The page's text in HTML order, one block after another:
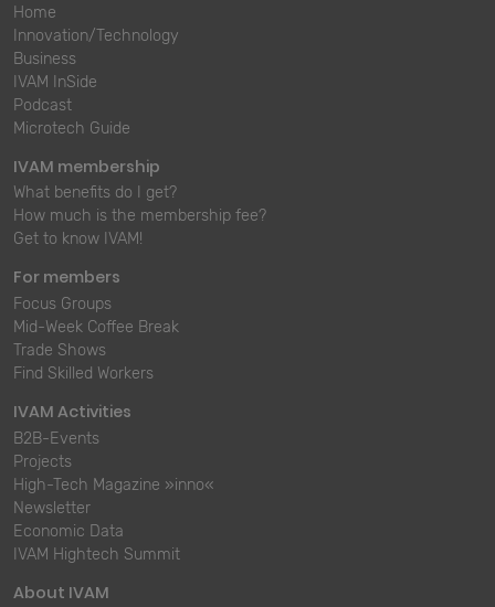
Home
Innovation/Technology
Business
IVAM InSide
Podcast
Microtech Guide
IVAM membership
What benefits do I get?
How much is the membership fee?
Get to know IVAM!
For members
Focus Groups
Mid-Week Coffee Break
Trade Shows
Find Skilled Workers
IVAM Activities
B2B-Events
Projects
High-Tech Magazine »inno«
Newsletter
Economic Data
IVAM Hightech Summit
About IVAM